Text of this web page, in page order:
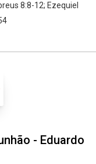
8:8-12; Ezequiel
- Eduardo